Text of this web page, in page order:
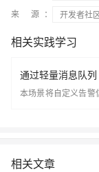
来 源：
开发者社
相关实践学习
通过轻量消息队
义数据多渠道告警
本场景将自定义告警
相关文章